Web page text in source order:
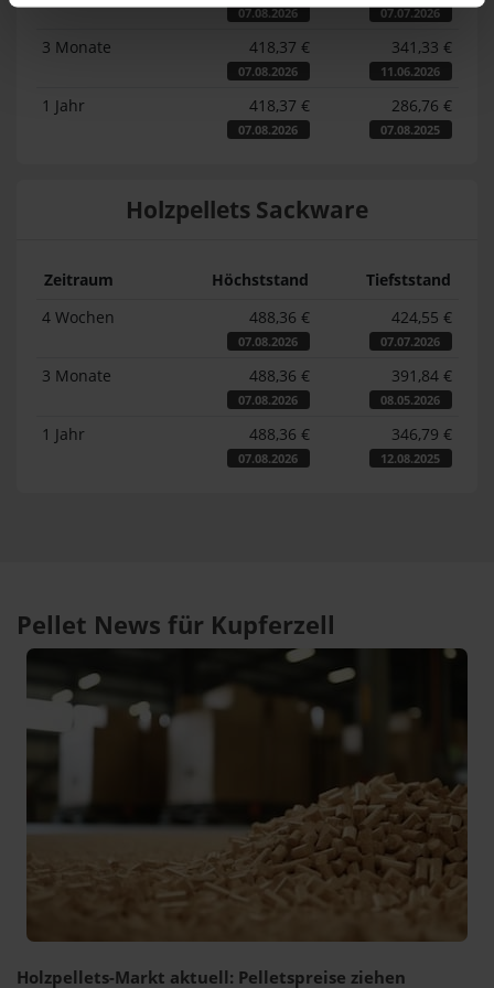
07.08.2026 07.07.2026
3 Monate 418,37 €
07.08.2026
341,33 €
11.06.2026
1 Jahr 418,37 €
07.08.2026
286,76 €
07.08.2025
Holzpellets Sackware
Zeitraum Höchststand
Tiefststand
4 Wochen
488,36 €
07.08.2026
424,55 €
07.07.2026
3 Monate 488,36 €
07.08.2026
391,84 €
08.05.2026
1 Jahr 488,36 €
07.08.2026
346,79 €
12.08.2025
Pellet News für Kupferzell
Holzpellets-Markt aktuell: Pelletspreise ziehen